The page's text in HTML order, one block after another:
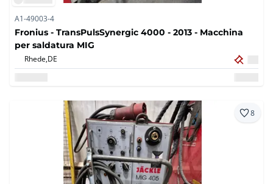
A1-49003-4
Fronius - TransPulsSynergic 4000 - 2013 - Macchina
per saldatura MIG
Rhede,DE
8